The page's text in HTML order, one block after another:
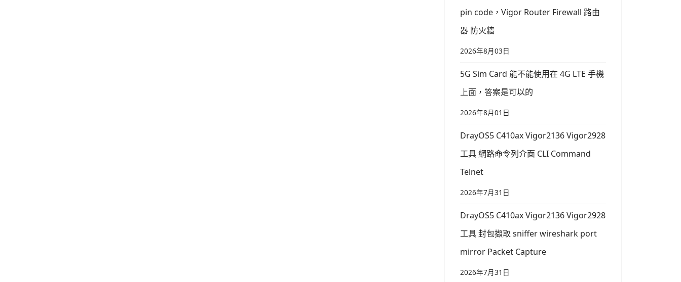
pin code，Vigor Router Firewall 路由
器 防火牆
2026年8月03日
5G Sim Card 能不能使用在 4G LTE 手機
上面，答案是可以的
2026年8月01日
DrayOS5 C410ax Vigor2136 Vigor2928
工具 網路命令列介面 CLI Command
Telnet
2026年7月31日
DrayOS5 C410ax Vigor2136 Vigor2928
工具 封包擷取 sniffer wireshark port
mirror Packet Capture
2026年7月31日